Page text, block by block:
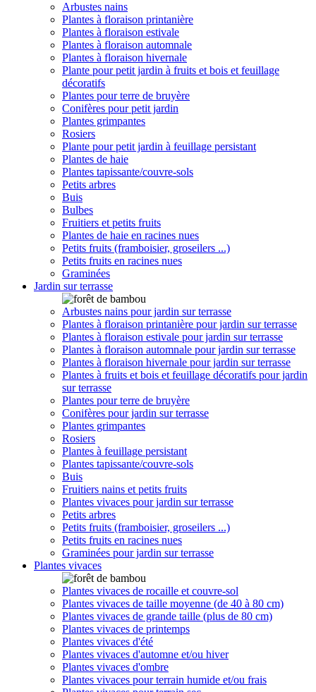
Arbustes nains
Plantes à floraison printanière
Plantes à floraison estivale
Plantes à floraison automnale
Plantes à floraison hivernale
Plante pour petit jardin à fruits et bois et feuillage
décoratifs
Plantes pour terre de bruyère
Conifères pour petit jardin
Plantes grimpantes
Rosiers
Plante pour petit jardin à feuillage persistant
Plantes de haie
Plantes tapissante/couvre-sols
Petits arbres
Buis
Bulbes
Fruitiers et petits fruits
Plantes de haie en racines nues
Petits fruits (framboisier, groseilers ...)
Petits fruits en racines nues
Graminées
Jardin sur terrasse
Arbustes nains pour jardin sur terrasse
Plantes à floraison printanière pour jardin sur terrasse
Plantes à floraison estivale pour jardin sur terrasse
Plantes à floraison automnale pour jardin sur terrasse
Plantes à floraison hivernale pour jardin sur terrasse
Plantes à fruits et bois et feuillage décoratifs pour jardin
sur terrasse
Plantes pour terre de bruyère
Conifères pour jardin sur terrasse
Plantes grimpantes
Rosiers
Plantes à feuillage persistant
Plantes tapissante/couvre-sols
Buis
Fruitiers nains et petits fruits
Plantes vivaces pour jardin sur terrasse
Petits arbres
Petits fruits (framboisier, groseilers ...)
Petits fruits en racines nues
Graminées pour jardin sur terrasse
Plantes vivaces
Plantes vivaces de rocaille et couvre-sol
Plantes vivaces de taille moyenne (de 40 à 80 cm)
Plantes vivaces de grande taille (plus de 80 cm)
Plantes vivaces de printemps
Plantes vivaces d'été
Plantes vivaces d'automne et/ou hiver
Plantes vivaces d'ombre
Plantes vivaces pour terrain humide et/ou frais